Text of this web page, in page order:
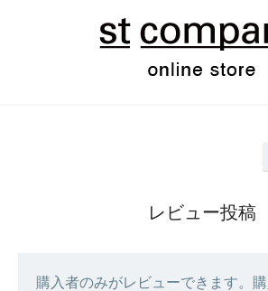
レビュー投稿
購入者のみがレビューできます。